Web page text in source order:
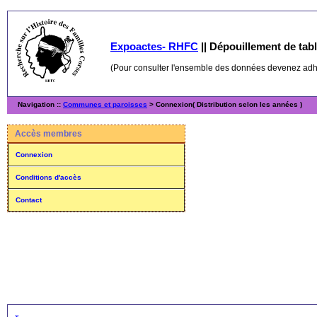
Expoactes- RHFC || Dépouillement de
(Pour consulter l'ensemble des données devenez
Navigation :: Communes et paroisses > Connexion( Distribution selon les années )
Accès membres
Connexion
Conditions d'accès
Contact